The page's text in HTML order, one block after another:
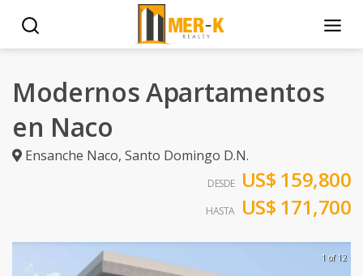
Modernos Apartamentos
en Naco
Ensanche Naco, Santo Domingo D.N.
DESDE US$ 159,800
HASTA US$ 171,700
1 of 12